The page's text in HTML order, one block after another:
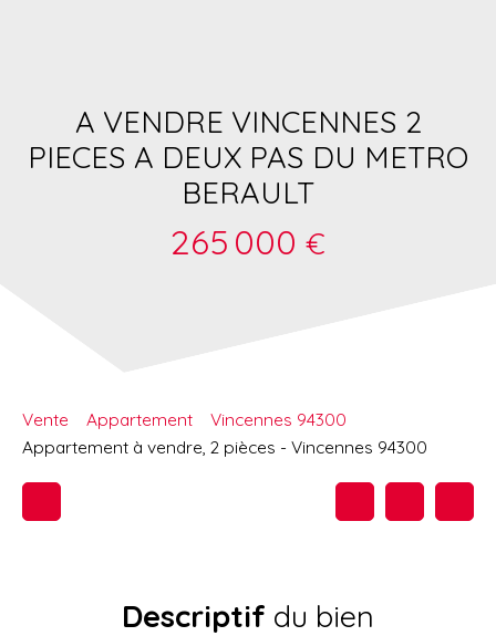
A VENDRE VINCENNES 2
PIECES A DEUX PAS DU METRO
BERAULT
265 000 €
Vente Appartement
Vincennes 94300
Appartement à vendre, 2 pièces - Vincennes 94300
Descriptif du bien